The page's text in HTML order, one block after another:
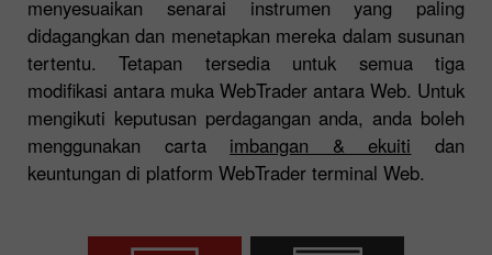
menyesuaikan senarai instrumen yang paling
didagangkan dan menetapkan mereka dalam susunan
tertentu. Tetapan tersedia untuk semua tiga
modifikasi antara muka WebTrader antara Web. Untuk
mengikuti keputusan perdagangan anda, anda boleh
menggunakan carta imbangan & ekuiti dan
keuntungan di platform WebTrader terminal Web.